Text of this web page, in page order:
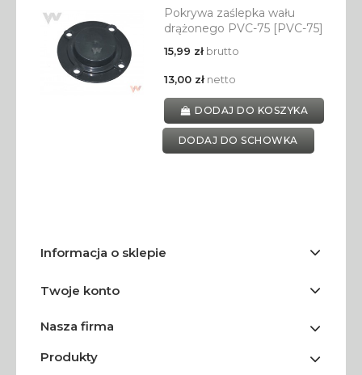
Pokrywa zaślepka wału
drążonego PVC-75 [PVC-75]
15,99 złbrutto
13,00 złnetto
DODAJ DO KOSZYKA
DODAJ DO SCHOWKA
Informacja o sklepie
Twoje konto
Nasza firma
Produkty